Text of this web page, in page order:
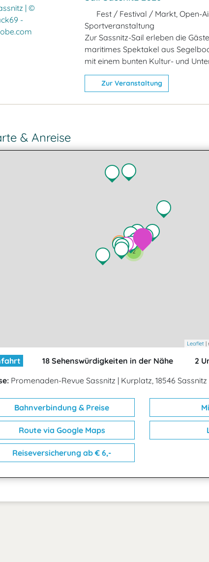
Fest / Festival / Markt, Open-
Sportveranstaltung
Zur Sassnitz-Sail erleben die
maritimes Spektakel aus
mit einem bunten Kultur- und
Zur Veranstaltung
& Anreise
2
Leaflet |
18 Sehenswürdigkeiten in der Nähe
2
Promenaden-Revue Sassnitz | Kurplatz, 18546 Sassnitz
Bahnverbindung & Preise
Route via Google Maps
Reiseversicherung ab € 6,-